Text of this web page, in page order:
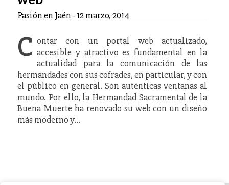
Pasión en Jaén - 12 marzo, 2014
C ontar con un portal web actualizado,
accesible y atractivo es fundamental en la
actualidad para la comunicación de las
hermandades con sus cofrades, en particular, y con
el público en general. Son auténticas ventanas al
mundo. Por ello, la Hermandad Sacramental de la
Buena Muerte ha renovado su web con un diseño
más moderno y…